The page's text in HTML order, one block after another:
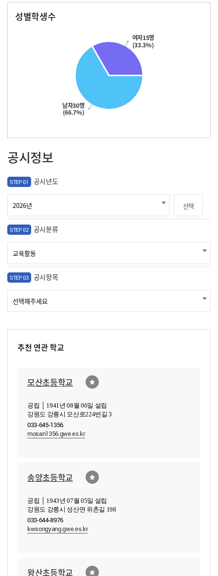
성별학생수
남자30명
(66.7%)
여자15명
(33.3%)
공시정보
STEP 01 공시년도
선택
STEP 02 공시분류
STEP 03 공시항목
추천 연관 학교
모산초등학교
공립 │ 1941년 08월 06일 설립
강원도 강릉시 모산로224번길 3
033-645-1356
mosan1356.gwe.es.kr
송양초등학교
공립 │ 1943년 07월 05일 설립
강원도 강릉시 성산면 위촌길 198
033-644-8976
kwsongyang.gwe.es.kr
왕산초등학교